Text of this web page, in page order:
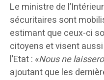
Le ministre de
sécuritaires sont
estimant que ceux-ci
citoyens et visent
l’Etat : «Nous ne
ajoutant que les